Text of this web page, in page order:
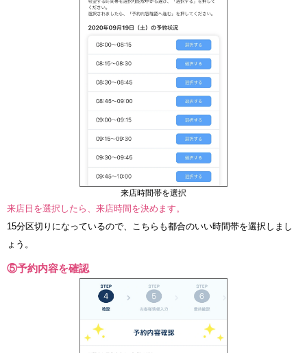
来店時間帯を選択
来店日を選択したら、来店時間を決めます。
15分区切りになっているので、こちらも都合のいい時間帯を選択しまし
ょう。
⑤予約内容を確認